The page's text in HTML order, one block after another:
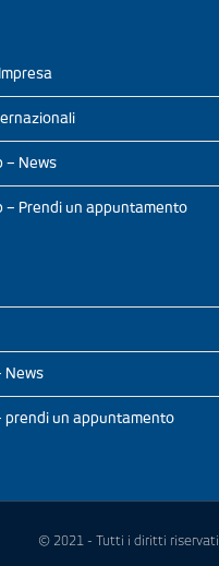
– News
– Prendi un appuntamento
News
prendi un appuntamento
© 2021 - Tutti i diritti riservati